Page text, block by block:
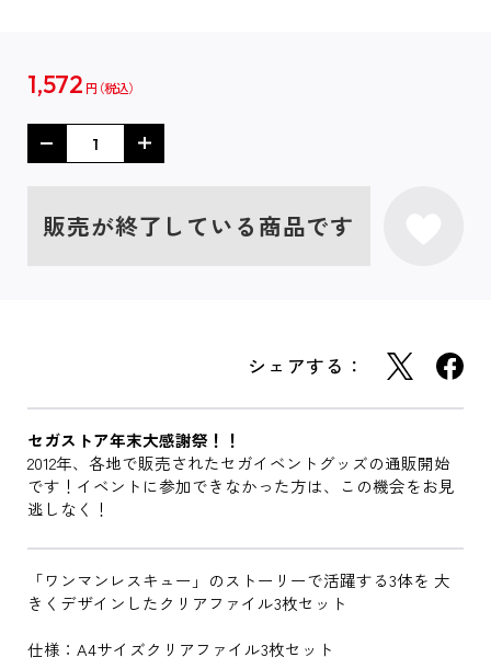
1,572 円
販売が終了している商品です
シェアする：
セガストア年末大感謝祭！！
2012年、各地で販売されたセガイベントグッズの通販開始
です！イベントに参加できなかった方は、この機会をお見
逃しなく！
「ワンマンレスキュー」のストーリーで活躍する3体を 大
きくデザインしたクリアファイル3枚セット
仕様：A4サイズクリアファイル3枚セット